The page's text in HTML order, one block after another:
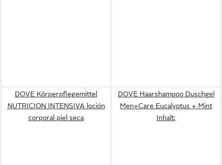
DOVE Körperpflegemittel
NUTRICION INTENSIVA loción
corporal piel seca
DOVE Haarshampoo Duschgel
Men+Care Eucalyptus + Mint
Inhalt: